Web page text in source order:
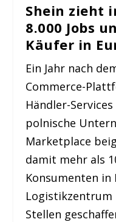
Shein zieht
8.000 Jobs
Käufer in
Ein Jahr nach
Commerce-
Händler-
polnische
Marketplace
damit mehr als
Konsumenten in
Logistikzentrum
Stellen